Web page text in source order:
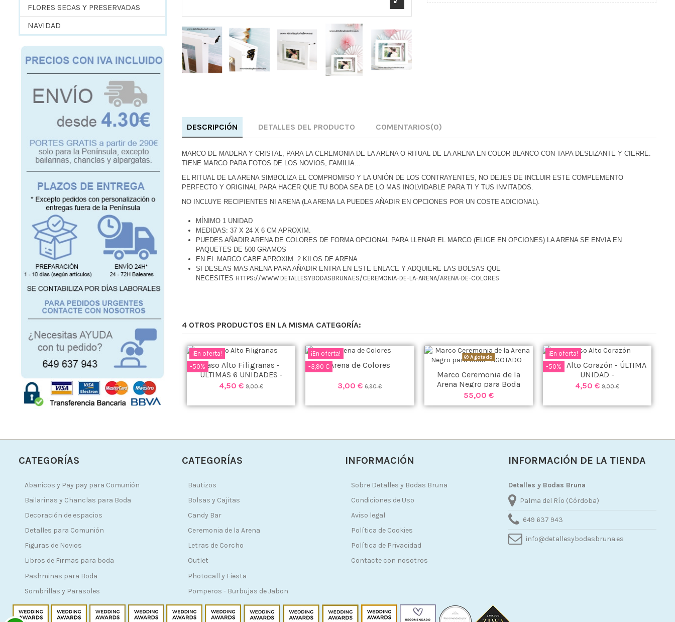
DESCRIPCIÓN DETALLES DEL PRODUCTO COMENTARIOS(0)
MARCO DE MADERA Y CRISTAL, PARA LA CEREMONIA DE LA ARENA O RITUAL DE LA ARENA EN COLOR BLANCO CON TAPA DESLIZANTE Y CIERRE.
TIENE MARCO PARA FOTOS DE LOS NOVIOS, FAMILIA...
EL RITUAL DE LA ARENA SIMBOLIZA EL COMPROMISO Y LA UNIÓN DE LOS CONTRAYENTES, NO DEJES DE INCLUIR ESTE COMPLEMENTO
PERFECTO Y ORIGINAL PARA HACER QUE TU BODA SEA DE LO MAS INOLVIDABLE PARA TI Y TUS INVITADOS.
NO INCLUYE RECIPIENTES NI ARENA (LA ARENA LA PUEDES AÑADIR EN OPCIONES POR UN COSTE ADICIONAL).
MÍNIMO 1 UNIDAD
MEDIDAS: 37 X 24 X 6 CM APROXIM.
PUEDES AÑADIR ARENA DE COLORES DE FORMA OPCIONAL PARA LLENAR EL MARCO (ELIGE EN OPCIONES) LA ARENA SE ENVIA EN
PAQUETES DE 500 GRAMOS
EN EL MARCO CABE APROXIM. 2 KILOS DE ARENA
SI DESEAS MAS ARENA PARA AÑADIR ENTRA EN ESTE ENLACE Y ADQUIERE LAS BOLSAS QUE
NECESITES HTTPS://WWW.DETALLESYBODASBRUNA.ES/CEREMONIA-DE-LA-ARENA/ARENA-DE-COLORES
4 OTROS PRODUCTOS EN LA MISMA CATEGORÍA:
¡En oferta!
-50%Vaso Alto Filigranas -
ÚLTIMAS 6 UNIDADES -
4,50 €9,00 €
¡En oferta!
-3,90 €Arena de Colores
3,00 €6,90 €
Agotado
Marco Ceremonia de la
Arena Negro para Boda
55,00 €
¡En oferta!
-50%
Vaso Alto Corazón - ÚLTIMA
UNIDAD -
4,50 € 9,00 €
FLORES SECAS Y PRESERVADAS
NAVIDAD
CATEGORÍAS
Abanicos y Pay pay para Comunión
Bailarinas y Chanclas para Boda
Decoración de espacios
Detalles para Comunión
Figuras de Novios
Libros de Firmas para boda
Pashminas para Boda
Sombrillas y Parasoles
CATEGORÍAS
Bautizos
Bolsas y Cajitas
Candy Bar
Ceremonia de la Arena
Letras de Corcho
Outlet
Photocall y Fiesta
Pomperos - Burbujas de Jabon
INFORMACIÓN
Sobre Detalles y Bodas Bruna
Condiciones de Uso
Aviso legal
Política de Cookies
Política de Privacidad
Contacte con nosotros
INFORMACIÓN DE LA TIENDA
Detalles y Bodas Bruna
Palma del Río (Córdoba)
649 637 943
info@detallesybodasbruna.es